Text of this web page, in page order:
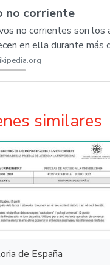
no corriente
no corrientes son los
en ella durante más
similares
de España